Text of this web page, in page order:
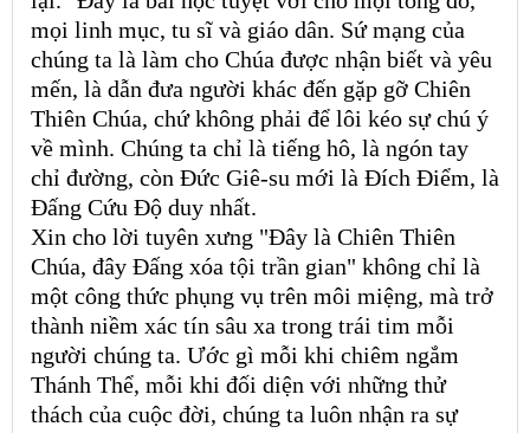
mọi linh mục, tu sĩ và giáo dân. Sứ mạng của
chúng ta là làm cho Chúa được nhận biết và yêu
mến, là dẫn đưa người khác đến gặp gỡ Chiên
Thiên Chúa, chứ không phải để lôi kéo sự chú ý
về mình. Chúng ta chỉ là tiếng hô, là ngón tay
chỉ đường, còn Đức Giê-su mới là Đích Điểm, là
Đấng Cứu Độ duy nhất.
Xin cho lời tuyên xưng "Đây là Chiên Thiên
Chúa, đây Đấng xóa tội trần gian" không chỉ là
một công thức phụng vụ trên môi miệng, mà trở
thành niềm xác tín sâu xa trong trái tim mỗi
người chúng ta. Ước gì mỗi khi chiêm ngắm
Thánh Thể, mỗi khi đối diện với những thử
thách của cuộc đời, chúng ta luôn nhận ra sự